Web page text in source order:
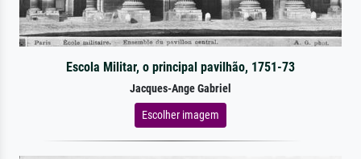
Escola Militar, o principal pavilhão, 1751-73
Jacques-Ange Gabriel
Escolher imagem